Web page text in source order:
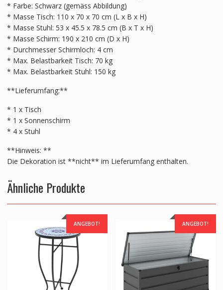
* Farbe: Schwarz (gemäss Abbildung)
* Masse Tisch: 110 x 70 x 70 cm (L x B x H)
* Masse Stuhl: 53 x 45.5 x 78.5 cm (B x T x H)
* Masse Schirm: 190 x 210 cm (D x H)
* Durchmesser Schirmloch: 4 cm
* Max. Belastbarkeit Tisch: 70 kg
* Max. Belastbarkeit Stuhl: 150 kg
**Lieferumfang:**
* 1 x Tisch
* 1 x Sonnenschirm
* 4 x Stuhl
**Hinweis: **
Die Dekoration ist **nicht** im Lieferumfang enthalten.
Ähnliche Produkte
ANGEBOT! ANGEBOT!